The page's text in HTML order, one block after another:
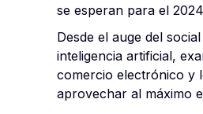
se esperan para el
Desde el auge del
inteligencia artificial,
comercio electrónico y
aprovechar al máximo